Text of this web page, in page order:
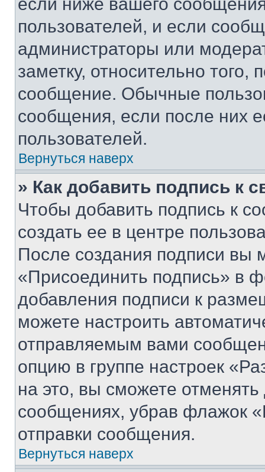
пользователей, и если
администраторы или
заметку, относительно
сообщение. Обычные
сообщения, если после них
пользователей.
Вернуться наверх
» Как добавить подпись к
Чтобы добавить подпись к
создать ее в центре
После создания подписи вы
«Присоединить подпись» в
добавления подписи к
можете настроить
отправляемым вами
опцию в группе настроек
на это, вы сможете
сообщениях, убрав флажок
отправки сообщения.
Вернуться наверх